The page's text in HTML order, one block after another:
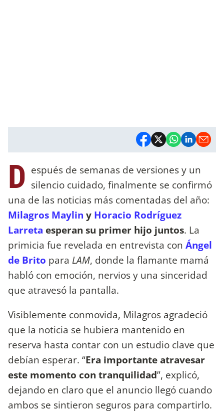
D espués de semanas de versiones y un
silencio cuidado, finalmente se confirmó
una de las noticias más comentadas del año:
Milagros Maylin y Horacio Rodríguez
Larreta esperan su primer hijo juntos. La
primicia fue revelada en entrevista con Ángel
de Brito para LAM, donde la flamante mamá
habló con emoción, nervios y una sinceridad
que atravesó la pantalla.
Visiblemente conmovida, Milagros agradeció
que la noticia se hubiera mantenido en
reserva hasta contar con un estudio clave que
debían esperar. “Era importante atravesar
este momento con tranquilidad”, explicó,
dejando en claro que el anuncio llegó cuando
ambos se sintieron seguros para compartirlo.